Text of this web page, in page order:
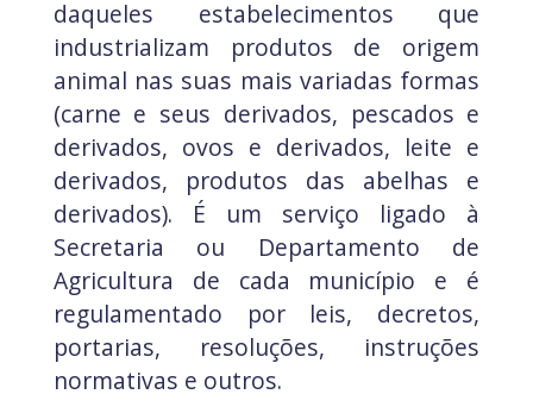
daqueles estabelecimentos que
industrializam produtos de origem
animal nas suas mais variadas formas
(carne e seus derivados, pescados e
derivados, ovos e derivados, leite e
derivados, produtos das abelhas e
derivados). É um serviço ligado à
Secretaria ou Departamento de
Agricultura de cada município e é
regulamentado por leis, decretos,
portarias, resoluções, instruções
normativas e outros.